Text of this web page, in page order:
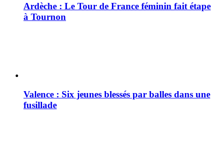
Ardèche : Le Tour de France féminin fait étape
à Tournon
Valence : Six jeunes blessés par balles dans une
fusillade